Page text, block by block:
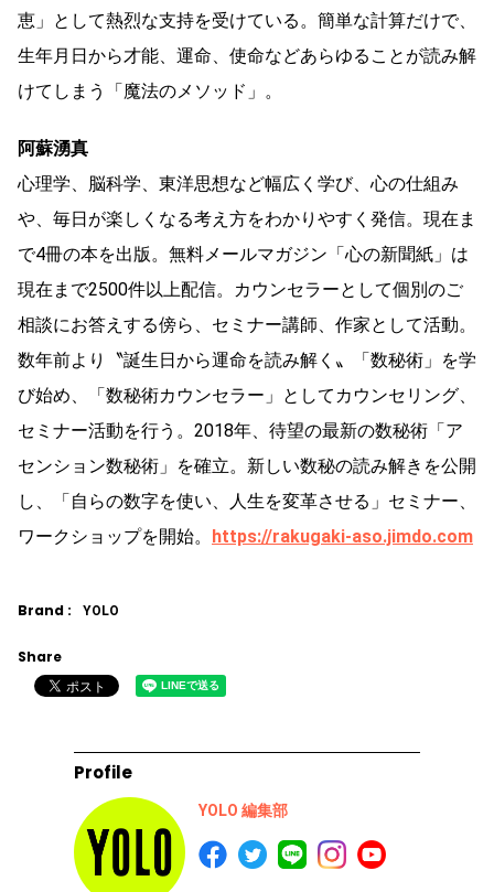
恵」として熱烈な支持を受けている。簡単な計算だけで、
生年月日から才能、運命、使命などあらゆることが読み解
けてしまう「魔法のメソッド」。
阿蘇湧真
心理学、脳科学、東洋思想など幅広く学び、心の仕組み
や、毎日が楽しくなる考え方をわかりやすく発信。現在ま
で4冊の本を出版。無料メールマガジン「心の新聞紙」は
現在まで2500件以上配信。カウンセラーとして個別のご
相談にお答えする傍ら、セミナー講師、作家として活動。
数年前より〝誕生日から運命を読み解く〟「数秘術」を学
び始め、「数秘術カウンセラー」としてカウンセリング、
セミナー活動を行う。2018年、待望の最新の数秘術「ア
センション数秘術」を確立。新しい数秘の読み解きを公開
し、「自らの数字を使い、人生を変革させる」セミナー、
ワークショップを開始。 https://rakugaki-aso.jimdo.com
Brand : YOLO
Share
Profile
YOLO 編集部